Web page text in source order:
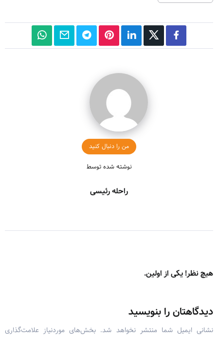
من را دنبال کنید
نوشته شده توسط
راحله رئیسی
هیچ نظر! یکی از اولین.
دیدگاهتان را بنویسید
نشانی ایمیل شما منتشر نخواهد شد. بخش‌های موردنیاز علامت‌گذاری